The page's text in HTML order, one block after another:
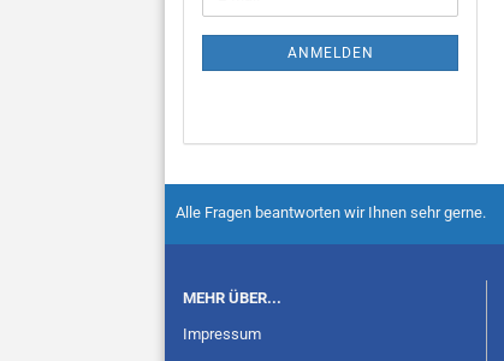
ANMELDEN
Alle Fragen beantworten wir Ihnen sehr gerne.
MEHR ÜBER...
Impressum